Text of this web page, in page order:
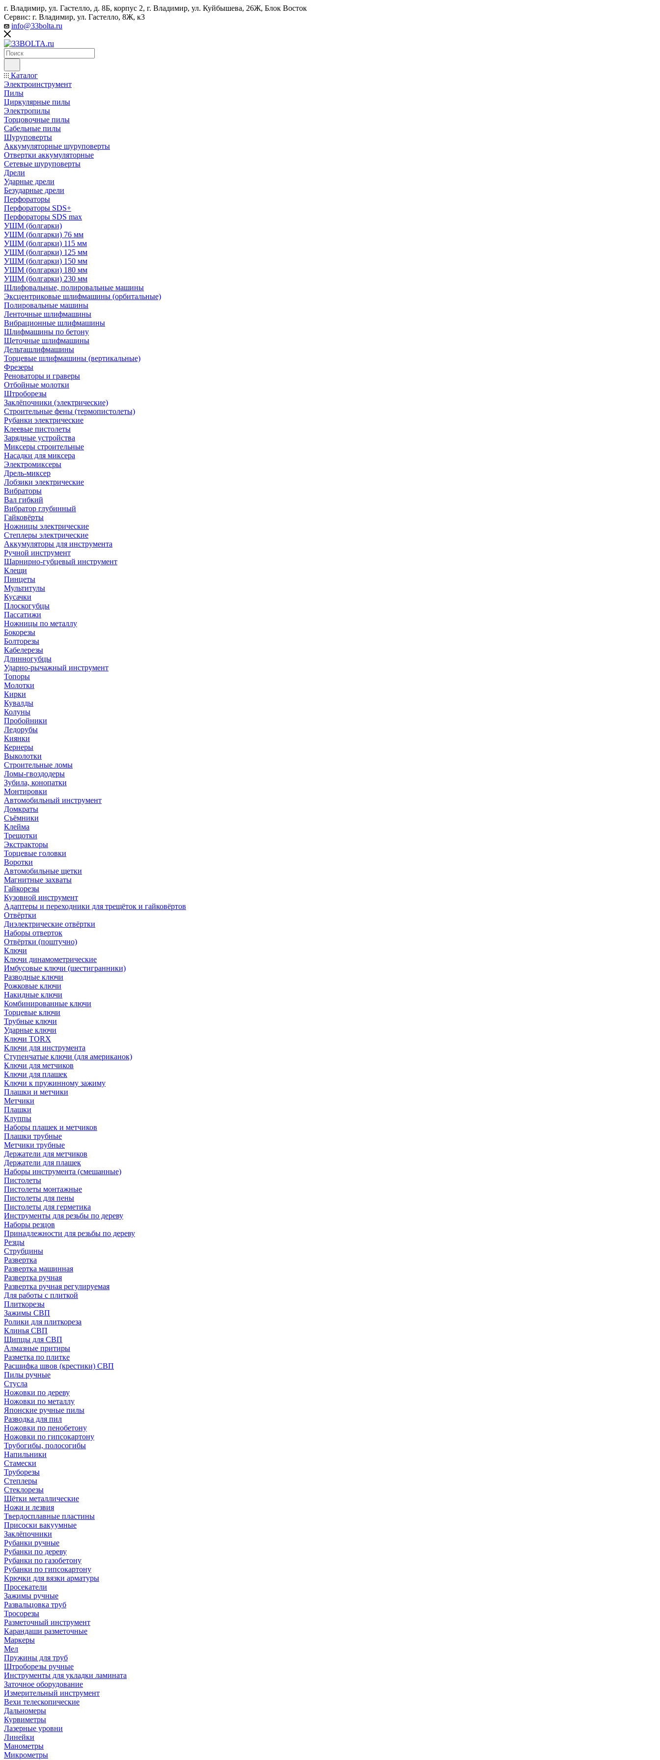
г. Владимир, ул. Гастелло, д. 8Б, корпус 2, г. Владимир, ул. ​Куйбышева, 26Ж, Блок Восток
Сервис: г. Владимир, ул. Гастелло, 8Ж, к3
info@33bolta.ru
Каталог
Электроинструмент
Пилы
Циркулярные пилы
Электропилы
Торцовочные пилы
Сабельные пилы
Шуруповерты
Аккумуляторные шуруповерты
Отвертки аккумуляторные
Сетевые шуруповерты
Дрели
Ударные дрели
Безударные дрели
Перфораторы
Перфораторы SDS+
Перфораторы SDS max
УШМ (болгарки)
УШМ (болгарки) 76 мм
УШМ (болгарки) 115 мм
УШМ (болгарки) 125 мм
УШМ (болгарки) 150 мм
УШМ (болгарки) 180 мм
УШМ (болгарки) 230 мм
Шлифовальные, полировальные машины
Эксцентриковые шлифмашины (орбитальные)
Полировальные машины
Ленточные шлифмашины
Вибрационные шлифмашины
Шлифмашины по бетону
Щеточные шлифмашины
Дельташлифмашины
Торцевые шлифмашины (вертикальные)
Фрезеры
Реноваторы и граверы
Отбойные молотки
Штроборезы
Заклёпочники (электрические)
Строительные фены (термопистолеты)
Рубанки электрические
Клеевые пистолеты
Зарядные устройства
Миксеры строительные
Насадки для миксера
Электромиксеры
Дрель-миксер
Лобзики электрические
Вибраторы
Вал гибкий
Вибратор глубинный
Гайковёрты
Ножницы электрические
Степлеры электрические
Аккумуляторы для инструмента
Ручной инструмент
Шарнирно-губцевый инструмент
Клещи
Пинцеты
Мультитулы
Кусачки
Плоскогубцы
Пассатижи
Ножницы по металлу
Бокорезы
Болторезы
Кабелерезы
Длинногубцы
Ударно-рычажный инструмент
Топоры
Молотки
Кирки
Кувалды
Колуны
Пробойники
Ледорубы
Киянки
Кернеры
Выколотки
Строительные ломы
Ломы-гвоздодеры
Зубила, конопатки
Монтировки
Автомобильный инструмент
Домкраты
Съёмники
Клейма
Трещотки
Экстракторы
Торцевые головки
Воротки
Автомобильные щетки
Магнитные захваты
Гайкорезы
Кузовной инструмент
Адаптеры и переходники для трещёток и гайковёртов
Отвёртки
Диэлектрические отвёртки
Наборы отверток
Отвёртки (поштучно)
Ключи
Ключи динамометрические
Имбусовые ключи (шестигранники)
Разводные ключи
Рожковые ключи
Накидные ключи
Комбинированные ключи
Торцевые ключи
Трубные ключи
Ударные ключи
Ключи TORX
Ключи для инструмента
Ступенчатые ключи (для американок)
Ключи для метчиков
Ключи для плашек
Ключи к пружинному зажиму
Плашки и метчики
Метчики
Плашки
Клуппы
Наборы плашек и метчиков
Плашки трубные
Метчики трубные
Держатели для метчиков
Держатели для плашек
Наборы инструмента (смешанные)
Пистолеты
Пистолеты монтажные
Пистолеты для пены
Пистолеты для герметика
Инструменты для резьбы по дереву
Наборы резцов
Принадлежности для резьбы по дереву
Резцы
Струбцины
Развертка
Развертка машинная
Развертка ручная
Развертка ручная регулируемая
Для работы с плиткой
Плиткорезы
Зажимы СВП
Ролики для плиткореза
Клинья СВП
Щипцы для СВП
Алмазные притиры
Разметка по плитке
Расшифка швов (крестики) СВП
Пилы ручные
Стусла
Ножовки по дереву
Ножовки по металлу
Японские ручные пилы
Разводка для пил
Ножовки по пенобетону
Ножовки по гипсокартону
Трубогибы, полосогибы
Напильники
Стамески
Труборезы
Степлеры
Стеклорезы
Щётки металлические
Ножи и лезвия
Твердосплавные пластины
Присоски вакуумные
Заклёпочники
Рубанки ручные
Рубанки по дереву
Рубанки по газобетону
Рубанки по гипсокартону
Крючки для вязки арматуры
Просекатели
Зажимы ручные
Развальцовка труб
Тросорезы
Разметочный инструмент
Карандаши разметочные
Маркеры
Мел
Пружины для труб
Штроборезы ручные
Инструменты для укладки ламината
Заточное оборудование
Измерительный инструмент
Вехи телескопические
Дальномеры
Курвиметры
Лазерные уровни
Линейки
Манометры
Микрометры